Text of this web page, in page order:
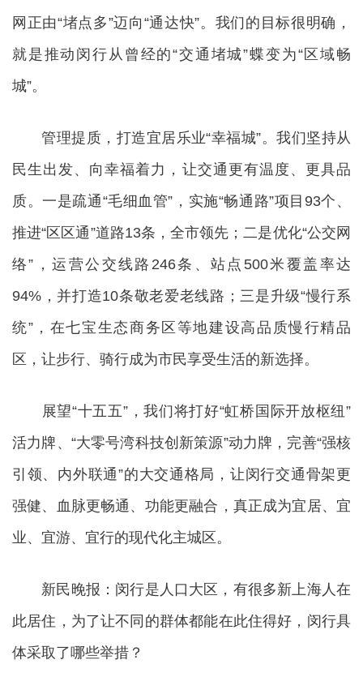
网正由“堵点多”迈向“通达快”。我们的目标很明确，
就是推动闵行从曾经的“交通堵城”蝶变为“区域畅
城”。
管理提质，打造宜居乐业“幸福城”。我们坚持从
民生出发、向幸福着力，让交通更有温度、更具品
质。一是疏通“毛细血管”，实施“畅通路”项目93个、
推进“区区通”道路13条，全市领先；二是优化“公交网
络”，运营公交线路246条、站点500米覆盖率达
94%，并打造10条敬老爱老线路；三是升级“慢行系
统”，在七宝生态商务区等地建设高品质慢行精品
区，让步行、骑行成为市民享受生活的新选择。
展望“十五五”，我们将打好“虹桥国际开放枢纽”
活力牌、“大零号湾科技创新策源”动力牌，完善“强核
引领、内外联通”的大交通格局，让闵行交通骨架更
强健、血脉更畅通、功能更融合，真正成为宜居、宜
业、宜游、宜行的现代化主城区。
新民晚报：闵行是人口大区，有很多新上海人在
此居住，为了让不同的群体都能在此住得好，闵行具
体采取了哪些举措？